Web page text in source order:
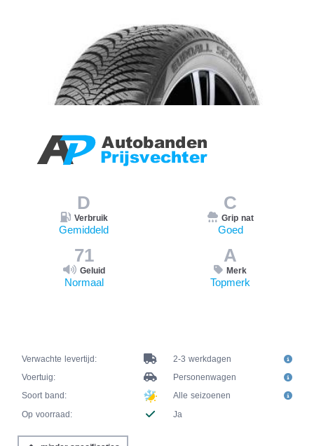
D
Verbruik
Gemiddeld
C
Grip nat
Goed
71
Geluid
Normaal
A
Merk
Topmerk
Verwachte levertijd:
2-3 werkdagen
Voertuig:
Personenwagen
Soort band:
Alle seizoenen
Op voorraad:
Ja